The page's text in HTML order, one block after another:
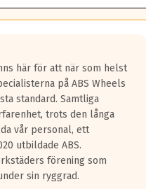
lastbilar.
på en väg där det ligger
fyra billängder( ca 18meter)
överträffa motorljudet.
ett däck med vågar. Hög
kraven som finns i
här för att när som helst
på ABS Wheels
standard. Samtliga
trots den långa
vår personal, ett
utbildade ABS.
förening som
sin ryggrad.